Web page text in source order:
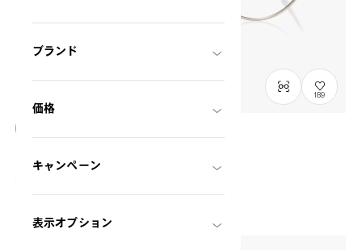
ブランド
価格
キャンペーン
表示オプション
189
LSA-122C1 / Size: M